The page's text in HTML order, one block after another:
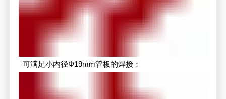
可满足小内径Φ19mm管板的焊接；